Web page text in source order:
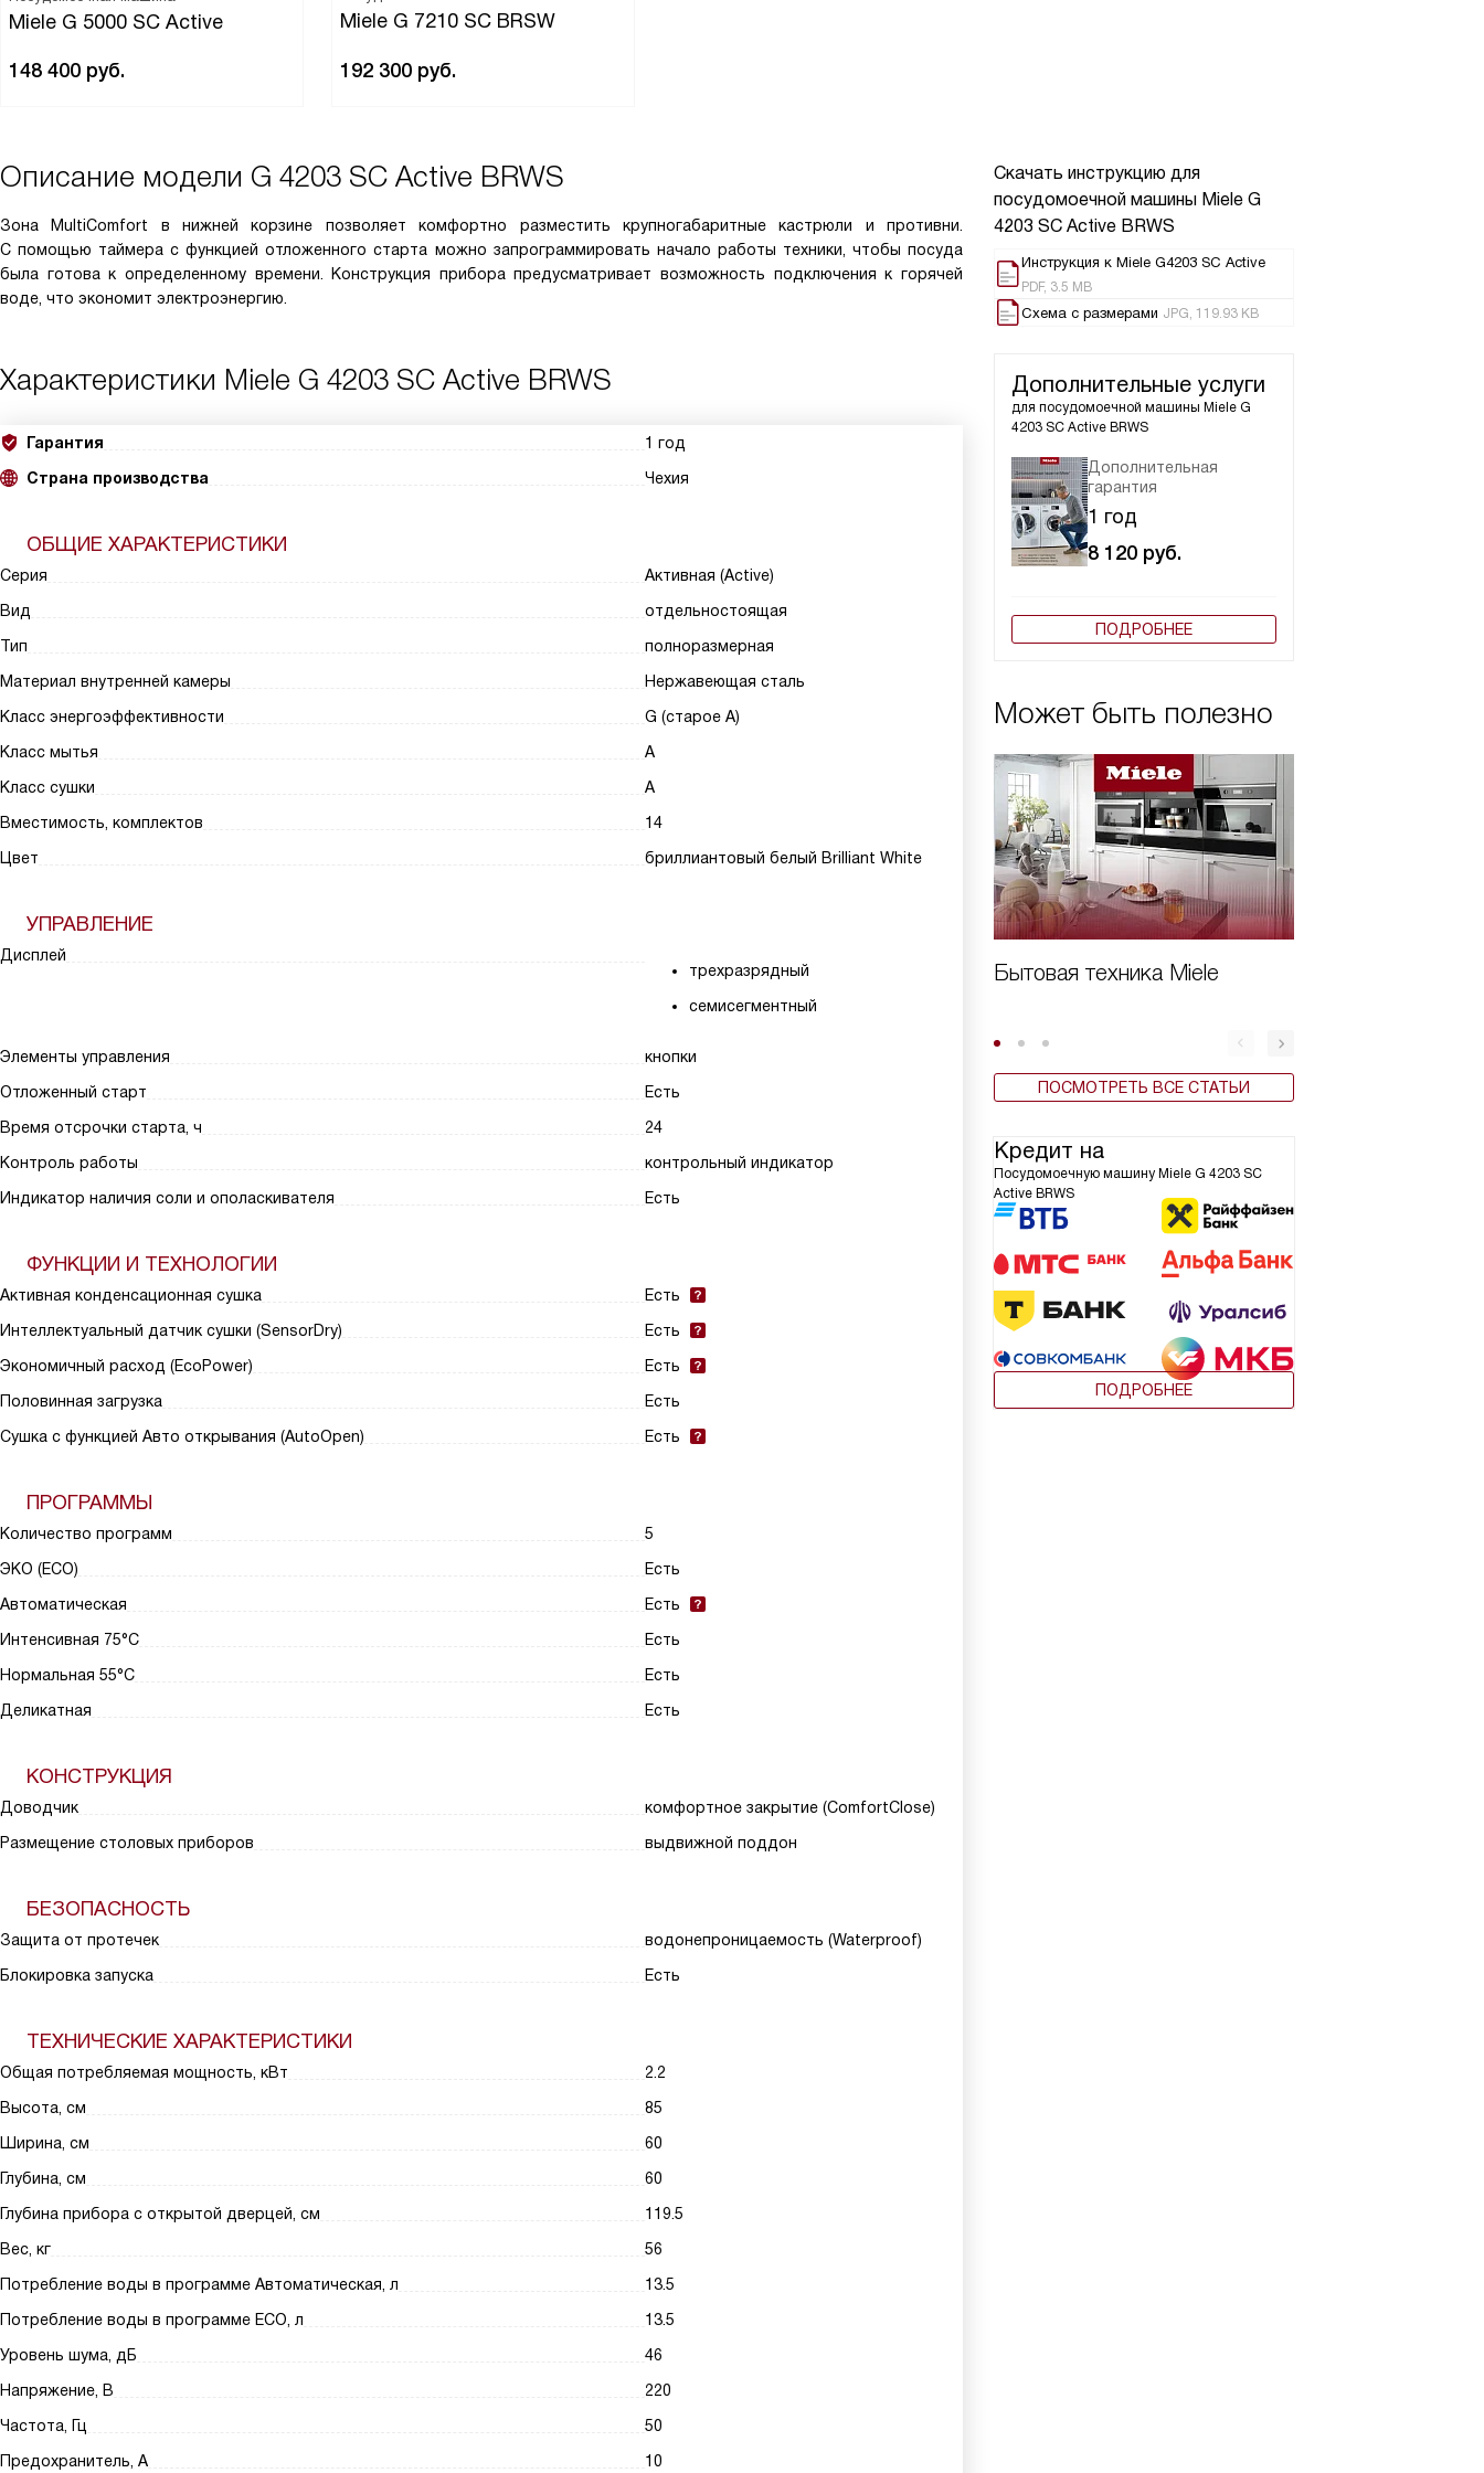
Miele G 5000 SC Active
148 400 руб.
Miele G 7210 SC BRSW
192 300 руб.
Скачать инструкцию для
посудомоечной машины Miele G
4203 SC Active BRWS
Инструкция к Miele G4203 SC Active
PDF, 3.5 MB
Схема с размерами JPG, 119.93 KB
Дополнительные услуги
для посудомоечной машины Miele G
4203 SC Active BRWS
Дополнительная
гарантия
1 год
8 120 руб.
ПОДРОБНЕЕ
Может быть полезно
Бытовая техника Miele
ПОСМОТРЕТЬ ВСЕ СТАТЬИ
Кредит на
Посудомоечную машину Miele G 4203 SC
Active BRWS
ПОДРОБНЕЕ
Описание модели G 4203 SC Active BRWS
Зона MultiComfort в нижней корзине позволяет комфортно разместить крупногабаритные кастрюли и противни.
С помощью таймера с функцией отложенного старта можно запрограммировать начало работы техники, чтобы посуда
была готова к определенному времени. Конструкция прибора предусматривает возможность подключения к горячей
воде, что экономит электроэнергию.
Характеристики Miele G 4203 SC Active BRWS
Гарантия
1 год
Страна производства
Чехия
ОБЩИЕ ХАРАКТЕРИСТИКИ
Серия
Активная (Active)
Вид
отдельностоящая
Тип
полноразмерная
Материал внутренней камеры
Нержавеющая сталь
Класс энергоэффективности
G (старое A)
Класс мытья
A
Класс сушки
A
Вместимость, комплектов
14
Цвет
бриллиантовый белый Brilliant White
УПРАВЛЕНИЕ
Дисплей
трехразрядный
семисегментный
Элементы управления
кнопки
Отложенный старт
Есть
Время отсрочки старта, ч
24
Контроль работы
контрольный индикатор
Индикатор наличия соли и ополаскивателя
Есть
ФУНКЦИИ И ТЕХНОЛОГИИ
Активная конденсационная сушка
Есть
Интеллектуальный датчик сушки (SensorDry)
Есть
Экономичный расход (EcoPower)
Есть
Половинная загрузка
Есть
Сушка с функцией Авто открывания (AutoOpen)
Есть
ПРОГРАММЫ
Количество программ
5
ЭКО (ECO)
Есть
Автоматическая
Есть
Интенсивная 75°С
Есть
Нормальная 55°С
Есть
Деликатная
Есть
КОНСТРУКЦИЯ
Доводчик
комфортное закрытие (ComfortClose)
Размещение столовых приборов
выдвижной поддон
БЕЗОПАСНОСТЬ
Защита от протечек
водонепроницаемость (Waterproof)
Блокировка запуска
Есть
ТЕХНИЧЕСКИЕ ХАРАКТЕРИСТИКИ
Общая потребляемая мощность, кВт
2.2
Высота, см
85
Ширина, см
60
Глубина, см
60
Глубина прибора с открытой дверцей, см
119.5
Вес, кг
56
Потребление воды в программе Автоматическая, л
13.5
Потребление воды в программе ECO, л
13.5
Уровень шума, дБ
46
Напряжение, В
220
Частота, Гц
50
Предохранитель, А
10